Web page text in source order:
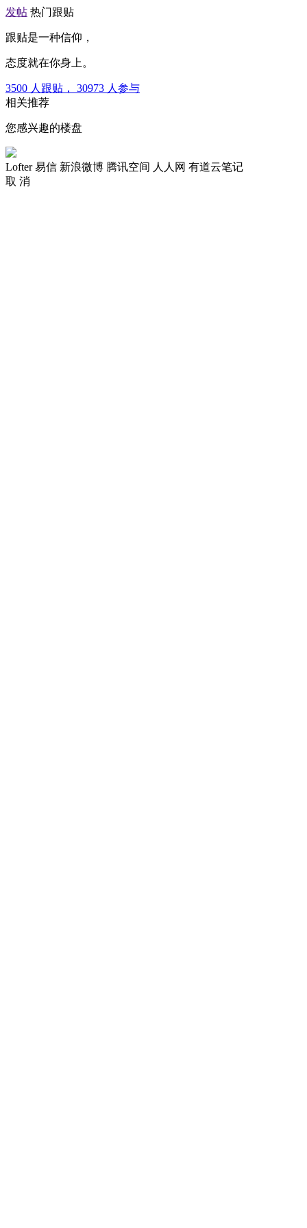
发帖 热门跟贴
跟贴是一种信仰，
态度就在你身上。
3500 人跟贴， 30973 人参与
相关推荐
您感兴趣的楼盘
Lofter 易信 新浪微博 腾讯空间 人人网 有道云笔记
取 消